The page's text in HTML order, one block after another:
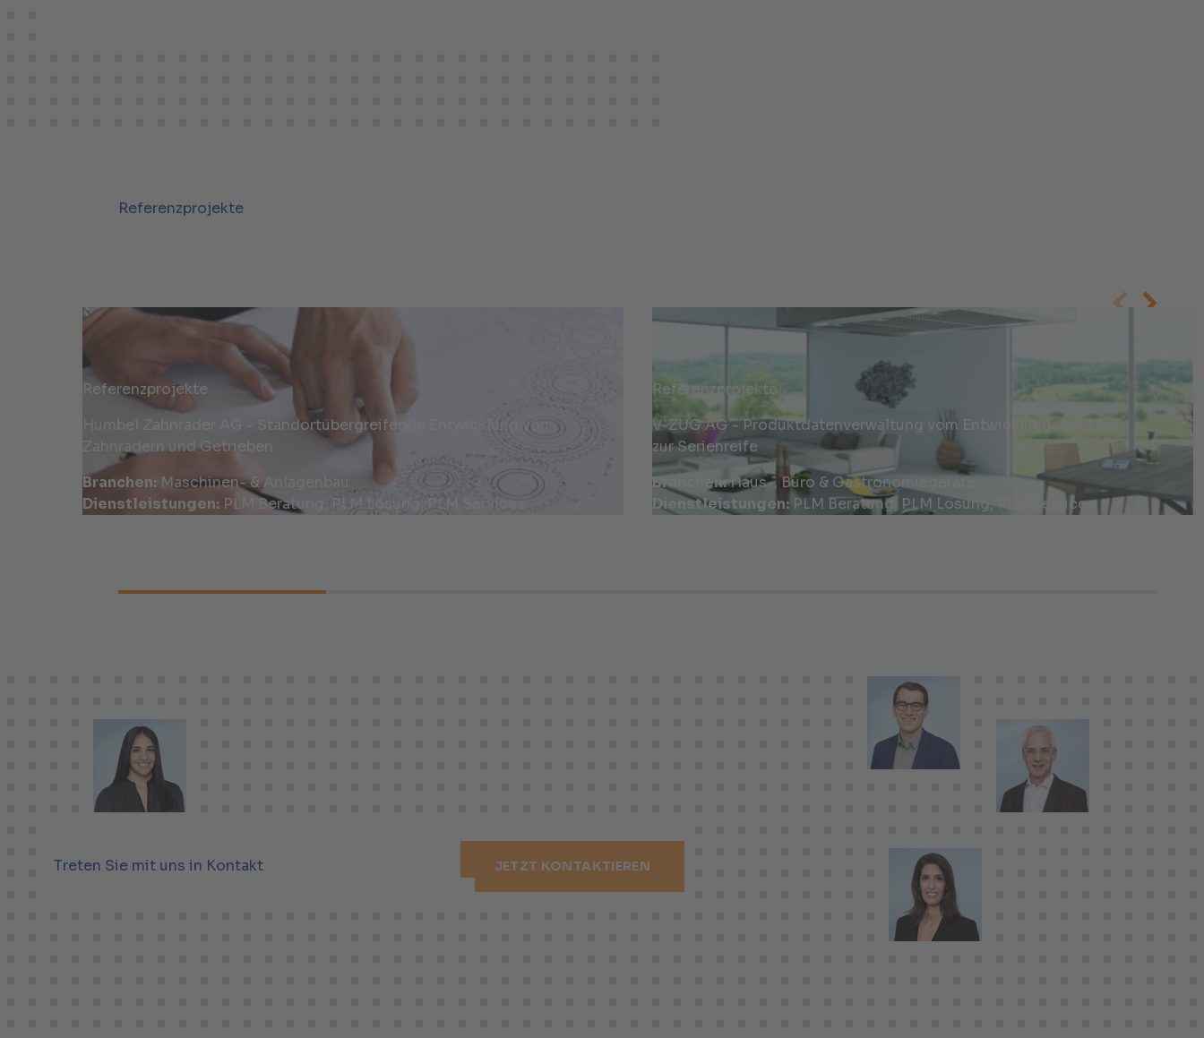
Referenzprojekte
Referenzprojekte
Humbel Zahnräder AG - Standortübergreifende Entwicklung von
Zahnrädern und Getrieben
Branchen: Maschinen- & Anlagenbau
Dienstleistungen: PLM Beratung, PLM Lösung, PLM Services
Referenzprojekte
V-ZUG AG - Produktdatenverwaltung vom Entwicklungsstart bis
zur Serienreife
Branchen:Haus-, Büro & Gastronomiegeräte
Dienstleistungen: PLM Beratung, PLM Lösung, PLM Services
Treten Sie mit uns in Kontakt JETZT KONTAKTIEREN